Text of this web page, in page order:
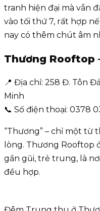
tranh hiện đại mà vẫn
vào tối thứ 7, rất hợp
nay có thêm chút âm
Thương Rooftop
📍 Địa chỉ: 258 Đ. Tôn
Minh
📞 Số điện thoại: 0378
“Thương” – chỉ một từ
lòng. Thương Rooftop
gần gũi, trẻ trung, là
đều hợp.